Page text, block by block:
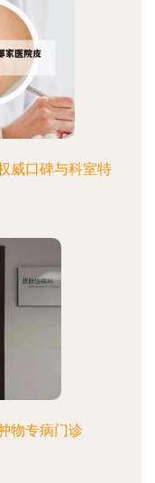
威口碑与科室特
物专病门诊